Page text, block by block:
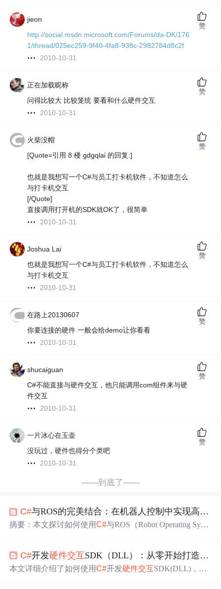
jieon
http://social.msdn.microsoft.com/Forums/da-DK/176
1/thread/025ec259-9f40-4fa8-938c-2982784d8c2f
2010-10-31
赞
正在加载昵称
问得比较大 比较笼统 要看和什么硬件交互
2010-10-31
赞
火柴没帽
[Quote=引用 8 楼 gdgqlai 的回复:]
也就是我想写一个C#与员工打卡机软件，不知道怎么
与打卡机交互
[/Quote]
直接调用打开机的SDK就OK了，很简单
2010-10-31
赞
Joshua Lai
也就是我想写一个C#与员工打卡机软件，不知道怎么
与打卡机交互
2010-10-31
赞
在路上20130607
你要连接的硬件 一般会给demo让你看看
2010-10-31
赞
shucaiguan
C#不能直接与硬件交互，他只能调用com组件来与硬
件交互
2010-10-31
赞
一片冰心在玉壶
没玩过，硬件也得分个类吧
2010-10-31
赞
——到底了——
C#与ROS的完美结合：在机器人控制中实现高效
摘要：本文探讨如何使用C#与ROS（Robot Operating Syste
接口编程。文章详细介绍了
C#控制电机等硬件的方法、实
时数据采集反馈机制，以及性能优化策略。通过智能小车
C#开发硬件交互SDK（DLL）：从零开始打造高效、可靠的
本文详细介绍了如何使用C#开发硬件交互SDK(DLL)，涵